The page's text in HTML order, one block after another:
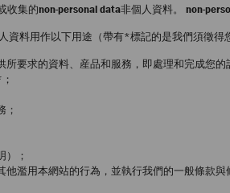
收集的non-personal data非個人資料。 non-
資料用作以下用途（帶有*標記的是我們須徵得
要求的資料、産品和服務，即處理和完成您的
；
）；
濫用本網站的行為，並執行我們的一般條款與